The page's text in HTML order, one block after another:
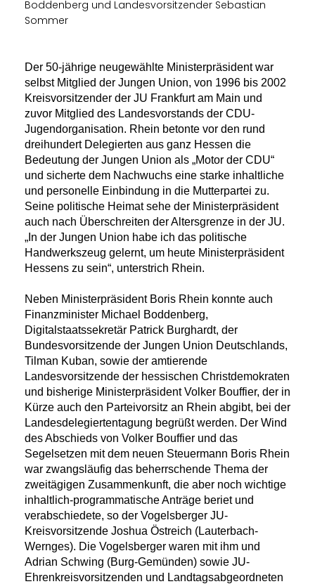
Boddenberg und Landesvorsitzender Sebastian
Sommer
Der 50-jährige neugewählte Ministerpräsident war
selbst Mitglied der Jungen Union, von 1996 bis 2002
Kreisvorsitzender der JU Frankfurt am Main und
zuvor Mitglied des Landesvorstands der CDU-
Jugendorganisation. Rhein betonte vor den rund
dreihundert Delegierten aus ganz Hessen die
Bedeutung der Jungen Union als „Motor der CDU“
und sicherte dem Nachwuchs eine starke inhaltliche
und personelle Einbindung in die Mutterpartei zu.
Seine politische Heimat sehe der Ministerpräsident
auch nach Überschreiten der Altersgrenze in der JU.
In der Jungen Union habe ich das politische
Handwerkszeug gelernt, um heute Ministerpräsident
Hessens zu sein“, unterstrich Rhein.
Neben Ministerpräsident Boris Rhein konnte auch
Finanzminister Michael Boddenberg,
Digitalstaatssekretär Patrick Burghardt, der
Bundesvorsitzende der Jungen Union Deutschlands,
Tilman Kuban, sowie der amtierende
Landesvorsitzende der hessischen Christdemokraten
und bisherige Ministerpräsident Volker Bouffier, der in
Kürze auch den Parteivorsitz an Rhein abgibt, bei der
Landesdelegiertentagung begrüßt werden. Der Wind
des Abschieds von Volker Bouffier und das
Segelsetzen mit dem neuen Steuermann Boris Rhein
war zwangsläufig das beherrschende Thema der
zweitägigen Zusammenkunft, die aber noch wichtige
inhaltlich-programmatische Anträge beriet und
verabschiedete, so der Vogelsberger JU-
Kreisvorsitzende Joshua Östreich (Lauterbach-
Wernges). Die Vogelsberger waren mit ihm und
Adrian Schwing (Burg-Gemünden) sowie JU-
Ehrenkreisvorsitzenden und Landtagsabgeordneten